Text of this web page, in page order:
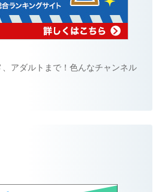
アダルトまで！色んなチャンネル